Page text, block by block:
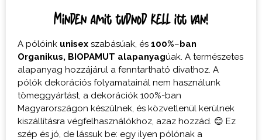
Minden amit tudnod kell itt van!
A pólóink unisex szabásúak, és 100%–ban
Organikus, BIOPAMUT alapanyagúak. A természetes
alapanyag hozzájárul a fenntartható divathoz. A
pólók dekorációs folyamatainál nem használunk
tömeggyártást, a dekorációk 100%-ban
Magyarországon készülnek, és közvetlenül kerülnek
kiszállításra végfelhasználókhoz, azaz hozzád. 😊 Ez
szép és jó, de lássuk be: egy ilyen pólónak a